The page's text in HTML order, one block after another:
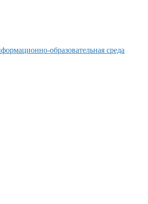
образовательная среда